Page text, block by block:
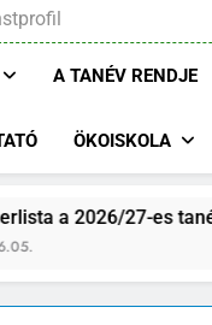
A TANÉV RENDJE
ÖKOISKOLA
27-es tanévre